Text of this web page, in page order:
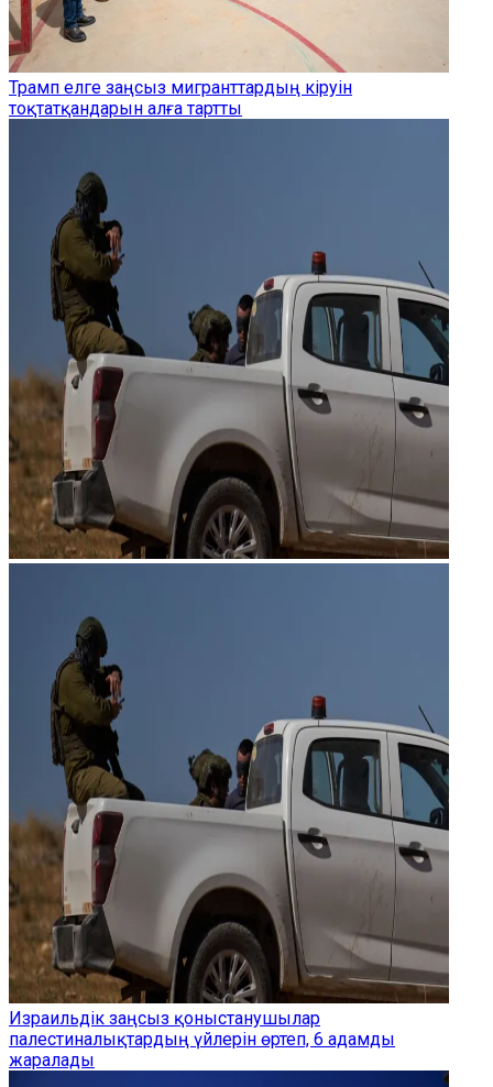
Трамп елге заңсыз мигранттардың кіруін
тоқтатқандарын алға тартты
Израильдік заңсыз қоныстанушылар
палестиналықтардың үйлерін өртеп, 6 адамды
жаралады